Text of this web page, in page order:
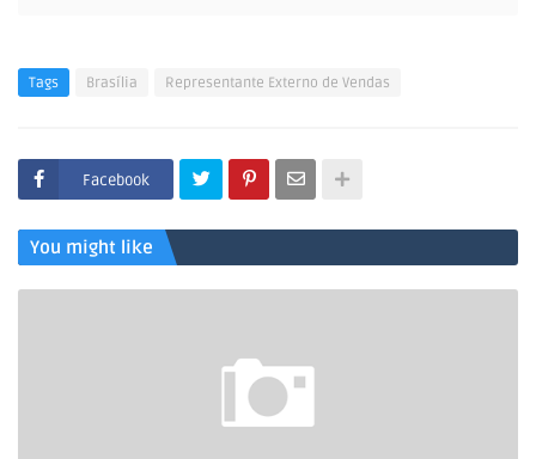
Tags Brasília Representante Externo de Vendas
Facebook
You might like